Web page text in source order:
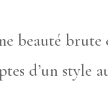
beauté brute
d’un style